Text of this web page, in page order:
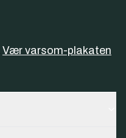
Vær varsom-plakaten